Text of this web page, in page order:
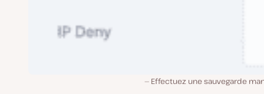
Effectuez une sauvegarde